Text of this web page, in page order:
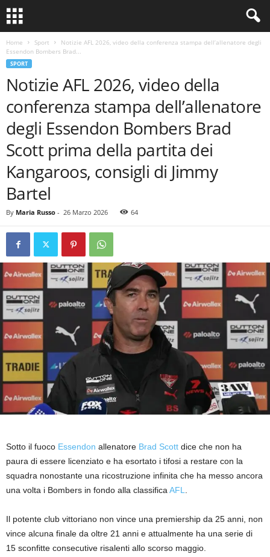
Home Sport
Notizie AFL 2026, video della conferenza stampa dell’allenatore degli
Essendon Bombers Brad...
SPORT
Notizie AFL 2026, video della
conferenza stampa dell’allenatore
degli Essendon Bombers Brad
Scott prima della partita dei
Kangaroos, consigli di Jimmy
Bartel
By Maria Russo - 26 Marzo 2026 64
Sotto il fuoco Essendon allenatore Brad Scott dice che non ha
paura di essere licenziato e ha esortato i tifosi a restare con la
squadra nonostante una ricostruzione infinita che ha messo ancora
una volta i Bombers in fondo alla classifica AFL
Il potente club vittoriano non vince una premiership da 25 anni, non
vince alcuna finale da oltre 21 anni e attualmente ha una serie di
15 sconfitte consecutive risalenti allo scorso maggio.